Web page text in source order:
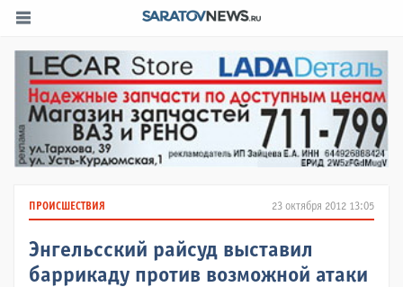
23 октября 2012 13:05
ПРОИСШЕСТВИЯ
Энгельсский райсуд выставил
баррикаду против возможной атаки